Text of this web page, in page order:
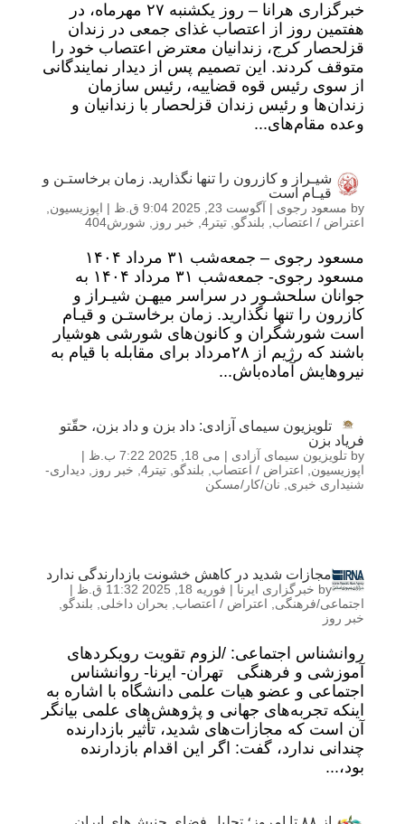
خبرگزاری هرانا – روز یکشنبه ۲۷ مهرماه، در
هفتمین روز از اعتصاب غذای جمعی در زندان
قزلحصار کرج، زندانیان معترض اعتصاب خود را
متوقف کردند. این تصمیم پس از دیدار نمایندگانی
از سوی رئیس قوه قضاییه، رئیس سازمان
زندان‌ها و رئیس زندان قزلحصار با زندانیان و
وعده مقام‌های...
شیـراز و کازرون را تنها نگذارید. زمان برخاستـن و
قیـام است
by مسعود رجوی | آگوست 23, 2025 9:04 ق.ظ | اپوزیسیون
اعتراض / اعتصاب
بلندگو تیتر4 , خبر روز شورش404
مسعود رجوی – جمعه‌شب ۳۱ مرداد ۱۴۰۴
مسعود رجوی- جمعه‌شب ۳۱ مرداد ۱۴۰۴ به
جوانان سلحشـور در سراسر میهـن شیـراز و
کازرون را تنها نگذارید. زمان برخاستـن و قیـام
است شورشگران و کانون‌های شورشی هوشیار
باشند که رژیم از ۲۸مرداد برای مقابله با قیام به
نیروهایش آماده‌باش...
تلویزیون سیمای آزادی: داد بزن و داد بزن، حقّتو
فریاد بزن
by تلویزیون سیمای آزادی | می 18, 2025 7:22 ب.ظ
|
اپوزیسیون
اعتراض / اعتصاب بلندگو تیتر4 , خبر روز
دیداری-
شنیداری خبری
نان/کار/مسکن
مجازات شدید در کاهش خشونت بازدارندگی ندارد
by خبرگزاری ایرنا | فوریه 18, 2025 11:32 ق.ظ
|
اجتماعی/فرهنگی
اعتراض / اعتصاب بحران داخلی بلندگو
خبر روز
روانشناس اجتماعی: /لزوم تقویت رویکردهای
آموزشی و فرهنگی تهران- ایرنا- روانشناس
اجتماعی و عضو هیات علمی دانشگاه با اشاره به
اینکه تجربه‌های جهانی و پژوهش‌های علمی بیانگر
آن است که مجازات‌های شدید، تأثیر بازدارنده
چندانی ندارد، گفت: اگر این اقدام بازدارنده
بود،...